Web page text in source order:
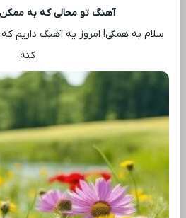
آهنگ تو محالی که به
سلام به همگی! امروز یه آهنگ داریم که
کنه